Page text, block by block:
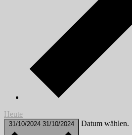
Heute
31/10/2024 31/10/2024 Datum wählen.